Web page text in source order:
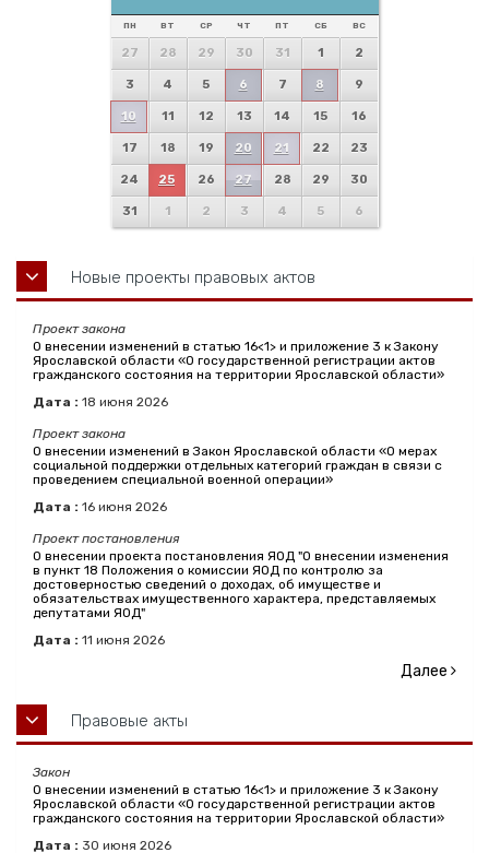
ПН ВТ СР ЧТ ПТ СБ ВС
27 28 29 30 31 1 2
3 4 5 6 7 8 9
10 11 12 13 14 15 16
17 18 19 20 21 22 23
24 25 26 27 28 29 30
31 1 2 3 4 5 6
Новые проекты правовых актов
Проект закона
О внесении изменений в статью 16<1> и приложение 3 к Закону
Ярославской области «О государственной регистрации актов
гражданского состояния на территории Ярославской области»
Дата : 18 июня 2026
Проект закона
О внесении изменений в Закон Ярославской области «О мерах
социальной поддержки отдельных категорий граждан в связи с
проведением специальной военной операции»
Дата : 16 июня 2026
Проект постановления
О внесении проекта постановления ЯОД "О внесении изменения
в пункт 18 Положения о комиссии ЯОД по контролю за
достоверностью сведений о доходах, об имуществе и
обязательствах имущественного характера, представляемых
депутатами ЯОД"
Дата : 11 июня 2026
Далее
Правовые акты
Закон
О внесении изменений в статью 16<1> и приложение 3 к Закону
Ярославской области «О государственной регистрации актов
гражданского состояния на территории Ярославской области»
Дата : 30 июня 2026